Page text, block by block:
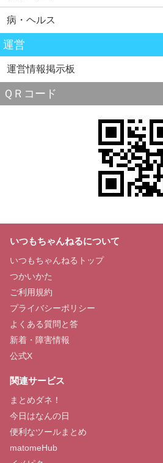
病・ヘルス
運営
運営情報掲示板
ＱＲコード
いつもちゃんねるについて
いつもちゃんねるトップ
つかいかた
ご利用規約
プライバシーポリシー
よくある質問と答
新着・障害情報
公式X
関連サービス
まとめダネ！
今日はなんの日
便利なツールまとめ
matomeHub